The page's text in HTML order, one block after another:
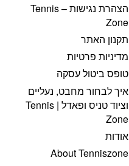
הצהרת נגישות – Tennis
Zone
תקנון האתר
מדיניות פרטיות
טופס ביטול עסקה
איך לבחור מחבט, נעליים
וציוד טניס ופאדל | Tennis
Zone
אודות
About Tenniszone